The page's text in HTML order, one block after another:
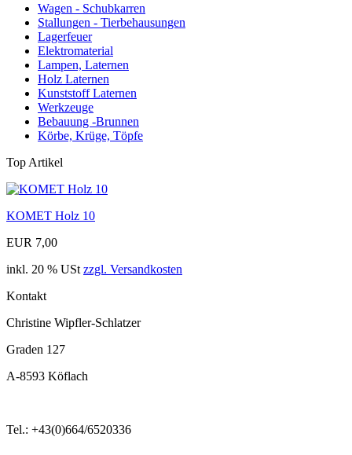
Wagen - Schubkarren
Stallungen - Tierbehausungen
Lagerfeuer
Elektromaterial
Lampen, Laternen
Holz Laternen
Kunststoff Laternen
Werkzeuge
Bebauung -Brunnen
Körbe, Krüge, Töpfe
Top Artikel
KOMET Holz 10
EUR 7,00
inkl. 20 % USt zzgl. Versandkosten
Kontakt
Christine Wipfler-Schlatzer
Graden 127
A-8593 Köflach
Tel.: +43(0)664/6520336